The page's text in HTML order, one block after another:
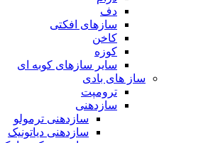
دف
سازهای افکتی
کاخن
کوزه
سایر سازهای کوبه ای
ساز های بادی
ترومپت
سازدهنی
سازدهنی ترمولو
سازدهنی دیاتونیک